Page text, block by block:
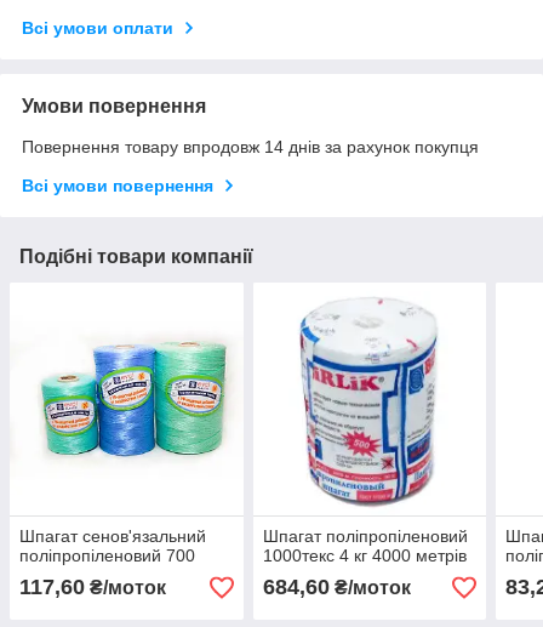
Всі умови оплати
Умови повернення
Повернення товару впродовж 14 днів за рахунок покупця
Всі умови повернення
Подібні товари компанії
Шпагат сенов'язальний
поліпропіленовий 700
117,60 ₴/моток
Шпагат поліпропіленовий
1000текс 4 кг 4000 метрів
684,60₴/моток